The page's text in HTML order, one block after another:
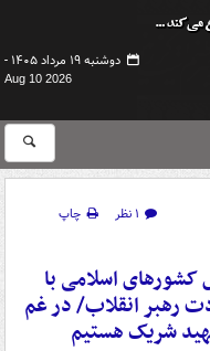
دوشنبه ۱۹ مرداد ۱۴۰۵ -
Aug 10 2026
۱ نظر
چاپ
کشورهای اسلامی با
رهبر انقلاب/ در غم
شریک هستیم